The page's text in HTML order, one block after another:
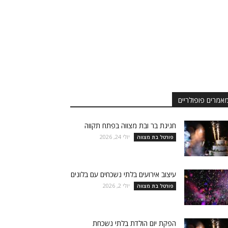
פופולריים
חגיגת בר ובת מצווה בפתח תקווה
פורטל בת מצווה יולי 24, 2026
עיצוב אירועים בלתי נשכחים עם בלונים
פורטל בת מצווה יולי 2, 2026
הפקת יום הולדת בלתי נשכחת